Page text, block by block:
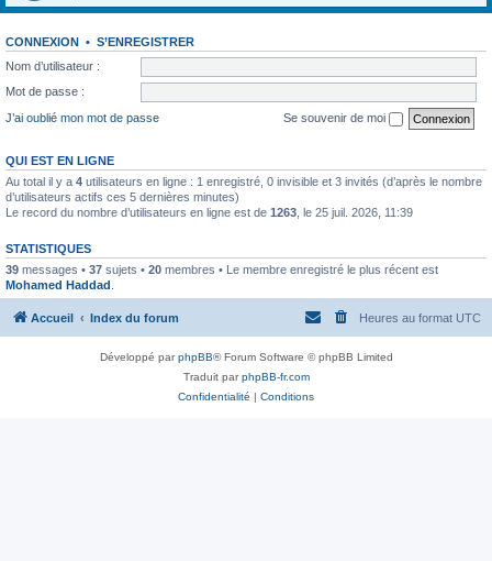
CONNEXION • S’ENREGISTRER
Nom d’utilisateur :
Mot de passe :
J’ai oublié mon mot de passe
Se souvenir de moi
QUI EST EN LIGNE
Au total il y a 4 utilisateurs en ligne : 1 enregistré, 0 invisible et 3 invités (d’après le nombre
d’utilisateurs actifs ces 5 dernières minutes)
Le record du nombre d’utilisateurs en ligne est de 1263 , le 25 juil. 2026, 11:39
STATISTIQUES
39 messages • 37 sujets • 20 membres • Le membre enregistré le plus récent est
Mohamed Haddad
Accueil Index du forum Heures au format UTC
Développé parphpBB® Forum Software © phpBB Limited
Traduit parphpBB-fr.com
Confidentialité | Conditions